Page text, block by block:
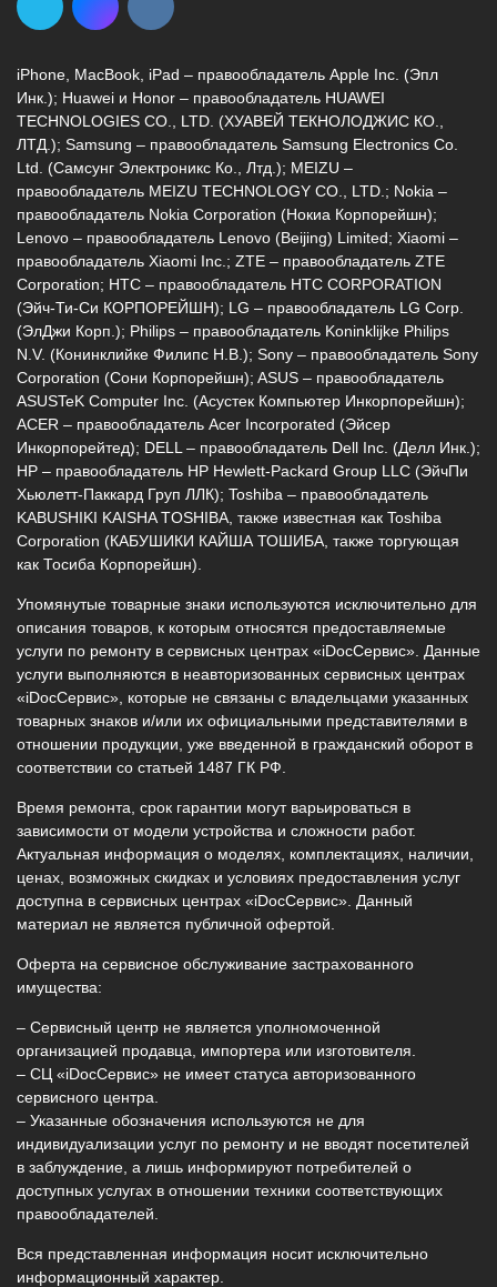
г. Новороссийск, ул. Героев Десантников,
8 (964) 914-44-74
(с 9:00 до 20:00)
г. Новороссийск, ул. Героев Десантников,
2/3
8 (964) 914-44-74 (с 9:00 до 20:00)
iPhone, MacBook, iPad – правообладатель Apple Inc. (Эпл
Инк.); Huawei и Honor – правообладатель HUAWEI
TECHNOLOGIES CO., LTD. (ХУАВЕЙ ТЕКНОЛОДЖИС КО.,
ЛТД.); Samsung – правообладатель Samsung Electronics Co.
Ltd. (Самсунг Электроникс Ко., Лтд.); MEIZU –
правообладатель MEIZU TECHNOLOGY CO., LTD.; Nokia –
правообладатель Nokia Corporation (Нокиа Корпорейшн);
Lenovo – правообладатель Lenovo (Beijing) Limited; Xiaomi –
правообладатель Xiaomi Inc.; ZTE – правообладатель ZTE
Corporation; HTC – правообладатель HTC CORPORATION
(Эйч-Ти-Си КОРПОРЕЙШН); LG – правообладатель LG Corp.
(ЭлДжи Корп.); Philips – правообладатель Koninklijke Philips
N.V. (Конинклийке Филипс Н.В.); Sony – правообладатель Sony
Corporation (Сони Корпорейшн); ASUS – правообладатель
ASUSTeK Computer Inc. (Асустек Компьютер Инкорпорейшн);
ACER – правообладатель Acer Incorporated (Эйсер
Инкорпорейтед); DELL – правообладатель Dell Inc. (Делл Инк.);
HP – правообладатель HP Hewlett-Packard Group LLC (ЭйчПи
Хьюлетт-Паккард Груп ЛЛК); Toshiba – правообладатель
KABUSHIKI KAISHA TOSHIBA, также известная как Toshiba
Corporation (КАБУШИКИ КАЙША ТОШИБА, также торгующая
как Тосиба Корпорейшн).
Упомянутые товарные знаки используются исключительно для
описания товаров, к которым относятся предоставляемые
услуги по ремонту в сервисных центрах «iDocСервис». Данные
услуги выполняются в неавторизованных сервисных центрах
«iDocСервис», которые не связаны с владельцами указанных
товарных знаков и/или их официальными представителями в
отношении продукции, уже введенной в гражданский оборот в
соответствии со статьей 1487 ГК РФ.
Время ремонта, срок гарантии могут варьироваться в
зависимости от модели устройства и сложности работ.
Актуальная информация о моделях, комплектациях, наличии,
ценах, возможных скидках и условиях предоставления услуг
доступна в сервисных центрах «iDocСервис». Данный
материал не является публичной офертой.
Оферта на сервисное обслуживание застрахованного
имущества:
– Сервисный центр не является уполномоченной
организацией продавца, импортера или изготовителя.
– СЦ «iDocСервис» не имеет статуса авторизованного
сервисного центра.
– Указанные обозначения используются не для
индивидуализации услуг по ремонту и не вводят посетителей
в заблуждение, а лишь информируют потребителей о
доступных услугах в отношении техники соответствующих
правообладателей.
Вся представленная информация носит исключительно
информационный характер.